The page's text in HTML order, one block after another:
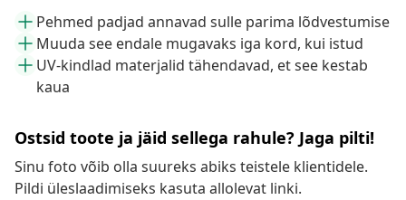
Pehmed padjad annavad sulle parima lõdvestumise
Muuda see endale mugavaks iga kord, kui istud
UV-kindlad materjalid tähendavad, et see kestab
kaua
Ostsid toote ja jäid sellega rahule? Jaga pilti!
Sinu foto võib olla suureks abiks teistele klientidele.
Pildi üleslaadimiseks kasuta allolevat linki.